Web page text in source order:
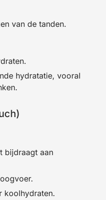
van de tanden.
hydratatie, vooral
bijdraagt aan
koolhydraten.